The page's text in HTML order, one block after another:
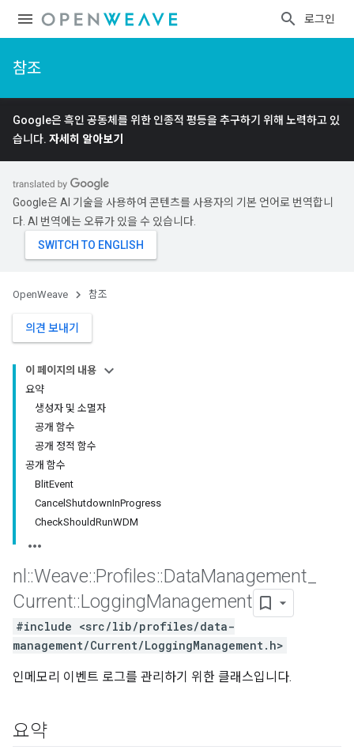
로그인
참조
Google은 흑인 공동체를 위한 인종적 평등을 추구하기 위해 노력하고 있
습니다. 자세히 알아보기
Google은 AI 기술을 사용하여 콘텐츠를 사용자의 기본 언어로 번역합니
다. AI 번역에는 오류가 있을 수 있습니다.
OpenWeave 참조
의견 보내기
이 페이지의 내용
요약
생성자 및 소멸자
공개 함수
공개 정적 함수
공개 함수
BlitEvent
CancelShutdownInProgress
CheckShouldRunWDM
nl ::Weave::Profiles::DataManagement
Current::LoggingManagement
#include <src/lib/profiles/data-
management/Current/LoggingManagement.h>
인메모리 이벤트 로그를 관리하기 위한 클래스입니다.
요약